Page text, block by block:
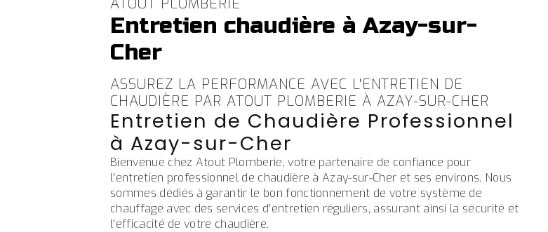
ATOUT PLOMBERIE
Entretien chaudière à Azay-sur-
Cher
ASSUREZ LA PERFORMANCE AVEC L'ENTRETIEN DE
CHAUDIÈRE PAR ATOUT PLOMBERIE À AZAY-SUR-CHER
Entretien de Chaudière Professionnel
à Azay-sur-Cher
Bienvenue chez Atout Plomberie, votre partenaire de confiance pour
l'entretien professionnel de chaudière à Azay-sur-Cher et ses environs. Nous
sommes dédiés à garantir le bon fonctionnement de votre système de
chauffage avec des services d'entretien réguliers, assurant ainsi la sécurité et
l'efficacité de votre chaudière.